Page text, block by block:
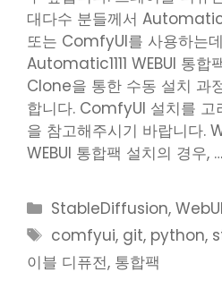
대다수 분들께서
또는 ComfyUI를 사용하는
Automatic1111 WEBUI 통합
Clone을 통한 수동 설치 과
합니다. ComfyUI 설치를 고
을 참고해주시기 바랍니다.
WEBUI 통합팩 설치의 경우, …
Categories
StableDiffusion,WebUI
Tags
comfyui, git, python,
이블 디퓨전, 통합팩